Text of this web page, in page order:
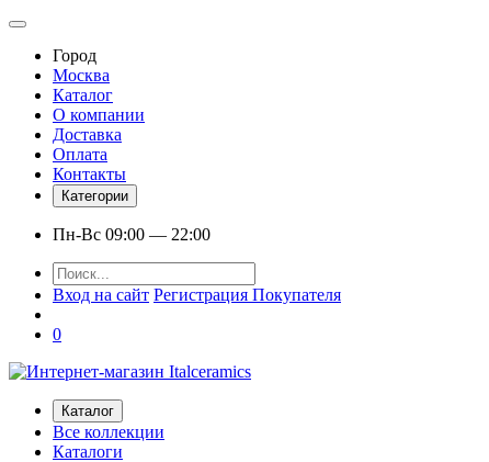
Город
Москва
Каталог
О компании
Доставка
Оплата
Контакты
Категории
Пн-Вс 09:00 — 22:00
Вход на сайт Регистрация Покупателя
0
Каталог
Все коллекции
Каталоги